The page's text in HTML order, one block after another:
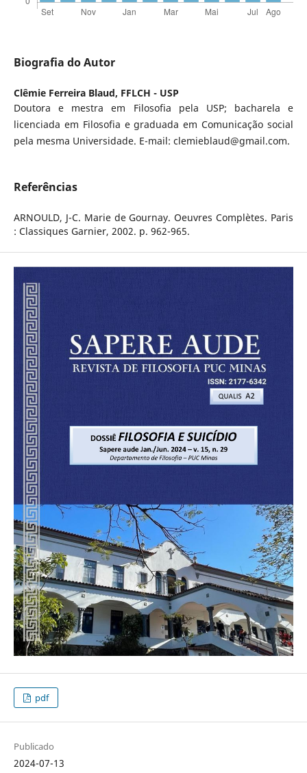
Biografia do Autor
Clêmie Ferreira Blaud, FFLCH - USP
Doutora e mestra em Filosofia pela USP; bacharela e
licenciada em Filosofia e graduada em Comunicação social
pela mesma Universidade. E-mail: clemieblaud@gmail.com.
Referências
ARNOULD, J-C. Marie de Gournay. Oeuvres Complètes. Paris
: Classiques Garnier, 2002. p. 962-965.
pdf
Publicado
2024-07-13